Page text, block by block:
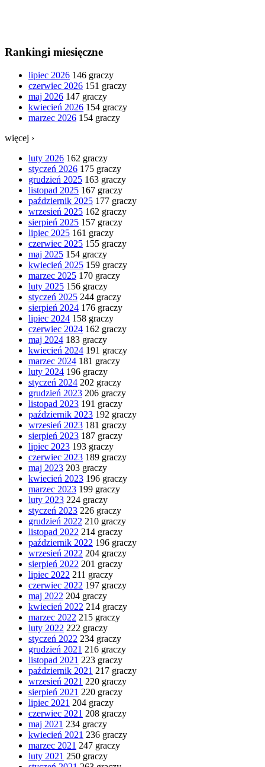
Rankingi miesięczne
lipiec 2026 146 graczy
czerwiec 2026 151 graczy
maj 2026 147 graczy
kwiecień 2026 154 graczy
marzec 2026 154 graczy
więcej ›
luty 2026 162 graczy
styczeń 2026 175 graczy
grudzień 2025 163 graczy
listopad 2025 167 graczy
październik 2025 177 graczy
wrzesień 2025 162 graczy
sierpień 2025 157 graczy
lipiec 2025 161 graczy
czerwiec 2025 155 graczy
maj 2025 154 graczy
kwiecień 2025 159 graczy
marzec 2025 170 graczy
luty 2025 156 graczy
styczeń 2025 244 graczy
sierpień 2024 176 graczy
lipiec 2024 158 graczy
czerwiec 2024 162 graczy
maj 2024 183 graczy
kwiecień 2024 191 graczy
marzec 2024 181 graczy
luty 2024 196 graczy
styczeń 2024 202 graczy
grudzień 2023 206 graczy
listopad 2023 191 graczy
październik 2023 192 graczy
wrzesień 2023 181 graczy
sierpień 2023 187 graczy
lipiec 2023 193 graczy
czerwiec 2023 189 graczy
maj 2023 203 graczy
kwiecień 2023 196 graczy
marzec 2023 199 graczy
luty 2023 224 graczy
styczeń 2023 226 graczy
grudzień 2022 210 graczy
listopad 2022 214 graczy
październik 2022 196 graczy
wrzesień 2022 204 graczy
sierpień 2022 201 graczy
lipiec 2022 211 graczy
czerwiec 2022 197 graczy
maj 2022 204 graczy
kwiecień 2022 214 graczy
marzec 2022 215 graczy
luty 2022 222 graczy
styczeń 2022 234 graczy
grudzień 2021 216 graczy
listopad 2021 223 graczy
październik 2021 217 graczy
wrzesień 2021 220 graczy
sierpień 2021 220 graczy
lipiec 2021 204 graczy
czerwiec 2021 208 graczy
maj 2021 234 graczy
kwiecień 2021 236 graczy
marzec 2021 247 graczy
luty 2021 250 graczy